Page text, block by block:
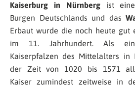
Kaiserburg in Nürnbergist eine
Burgen Deutschlands und das
Erbaut wurde die noch heute gut
im 11. Jahrhundert. Als
Kaiserpfalzen des Mittelalters in
der Zeit von 1020 bis 1571
Kaiser zumindest zeitweise in